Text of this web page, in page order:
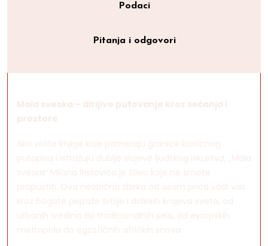
Podaci
Pitanja i odgovori
Mala sveska – dirljivo putovanje kroz sećanja i
prostore
Ako volite knjige koje pomeraju granice klasičnog
putopisa i istražuju dublje slojeve ljudskog iskustva, „Mala
sveska“ Milana Ristovića je štivo koje ne smete
propustiti. Ova neobična zbirka od osam priča vodi vas
kroz bogate pejzaže Srbije i dalekih krajeva sveta, od
urbanih sredina do tradicionalnih sela, od evropskih
metropola do egzotičnih afričkih snova.